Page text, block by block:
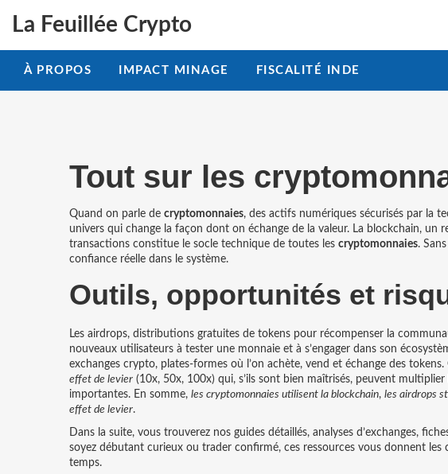
La Feuillée Crypto
À PROPOS IMPACT MINAGE FISCALITÉ INDE
Tout sur les
Quand on parle de cryptomonnaies, des actifs numériques sécurisés par la
univers qui change la façon dont on échange de la valeur. La blockchain, un
transactions constitue le socle technique de toutes les cryptomonnaies.
confiance réelle dans le système.
Outils, opportunités et
Les airdrops, distributions gratuites de tokens pour récompenser la
nouveaux utilisateurs à tester une monnaie et à s’engager dans son
exchanges crypto, plates‑formes où l’on achète, vend et échange des tokens.
effet de levier (10x, 50x, 100x) qui, s’ils sont bien maîtrisés, peuvent
importantes. En somme, les cryptomonnaies utilisent la blockchain, les airdrops
effet de levier.
Dans la suite, vous trouverez nos guides détaillés, analyses d’exchanges,
soyez débutant curieux ou trader confirmé, ces ressources vous donnent
temps.